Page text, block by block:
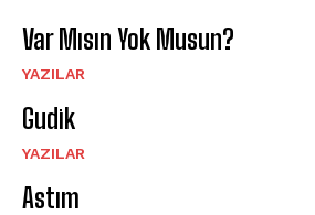
Var Mısın Yok Musun?
YAZILAR
Gudik
YAZILAR
Astım